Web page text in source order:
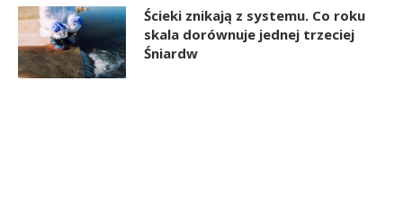
Ścieki znikają z systemu. Co roku
skala dorównuje jednej trzeciej
Śniardw